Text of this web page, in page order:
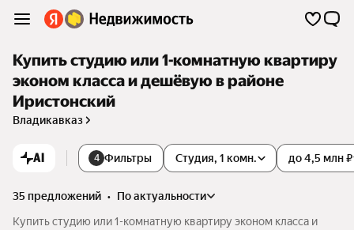
Купить студию или 1-комнатную квартиру
эконом класса и дешёвую в районе
Иристонский
Владикавказ
AI 4 Фильтры Студия, 1 комн. до 4,5 млн ₽
35 предложений •
по актуальности
Купить студию или 1-комнатную квартиру эконом класса и